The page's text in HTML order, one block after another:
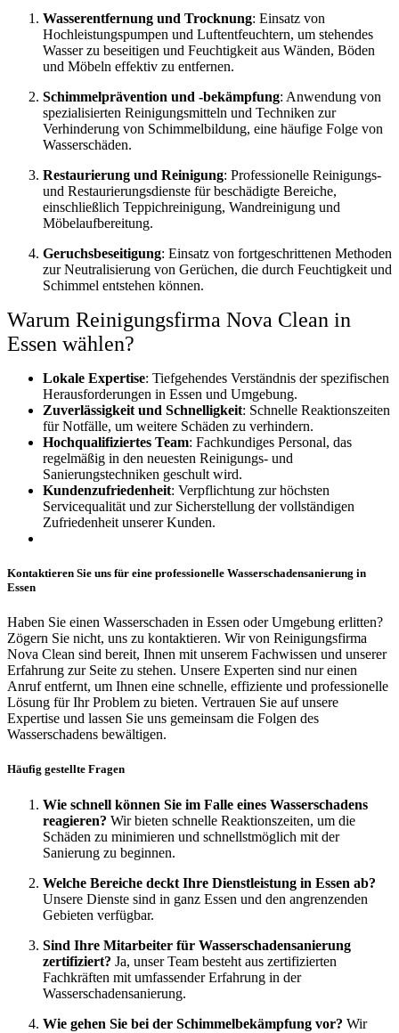
Wasserentfernung und Trocknung: Einsatz von
Hochleistungspumpen und Luftentfeuchtern, um stehendes
Wasser zu beseitigen und Feuchtigkeit aus Wänden, Böden
und Möbeln effektiv zu entfernen.
Schimmelprävention und -bekämpfung: Anwendung von
spezialisierten Reinigungsmitteln und Techniken zur
Verhinderung von Schimmelbildung, eine häufige Folge von
Wasserschäden.
Restaurierung und Reinigung: Professionelle Reinigungs-
und Restaurierungsdienste für beschädigte Bereiche,
einschließlich Teppichreinigung, Wandreinigung und
Möbelaufbereitung.
Geruchsbeseitigung: Einsatz von fortgeschrittenen Methoden
zur Neutralisierung von Gerüchen, die durch Feuchtigkeit und
Schimmel entstehen können.
Warum Reinigungsfirma Nova Clean in
Essen wählen?
Lokale Expertise: Tiefgehendes Verständnis der spezifischen
Herausforderungen in Essen und Umgebung.
Zuverlässigkeit und Schnelligkeit: Schnelle Reaktionszeiten
für Notfälle, um weitere Schäden zu verhindern.
Hochqualifiziertes Team: Fachkundiges Personal, das
regelmäßig in den neuesten Reinigungs- und
Sanierungstechniken geschult wird.
Kundenzufriedenheit: Verpflichtung zur höchsten
Servicequalität und zur Sicherstellung der vollständigen
Zufriedenheit unserer Kunden.
Kontaktieren Sie uns für eine professionelle Wasserschadensanierung in
Essen
Haben Sie einen Wasserschaden in Essen oder Umgebung erlitten?
Zögern Sie nicht, uns zu kontaktieren. Wir von Reinigungsfirma
Nova Clean sind bereit, Ihnen mit unserem Fachwissen und unserer
Erfahrung zur Seite zu stehen. Unsere Experten sind nur einen
Anruf entfernt, um Ihnen eine schnelle, effiziente und professionelle
Lösung für Ihr Problem zu bieten. Vertrauen Sie auf unsere
Expertise und lassen Sie uns gemeinsam die Folgen des
Wasserschadens bewältigen.
Häufig gestellte Fragen
Wie schnell können Sie im Falle eines Wasserschadens
reagieren? Wir bieten schnelle Reaktionszeiten, um die
Schäden zu minimieren und schnellstmöglich mit der
Sanierung zu beginnen.
Welche Bereiche deckt Ihre Dienstleistung in Essen ab?
Unsere Dienste sind in ganz Essen und den angrenzenden
Gebieten verfügbar.
Sind Ihre Mitarbeiter für Wasserschadensanierung
zertifiziert? Ja, unser Team besteht aus zertifizierten
Fachkräften mit umfassender Erfahrung in der
Wasserschadensanierung.
Wie gehen Sie bei der Schimmelbekämpfung vor? Wir